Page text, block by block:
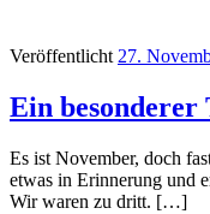
Veröffentlicht 27.
Ein besonderer
Es ist November, doch
etwas in Erinnerung und
Wir waren zu dritt. […]